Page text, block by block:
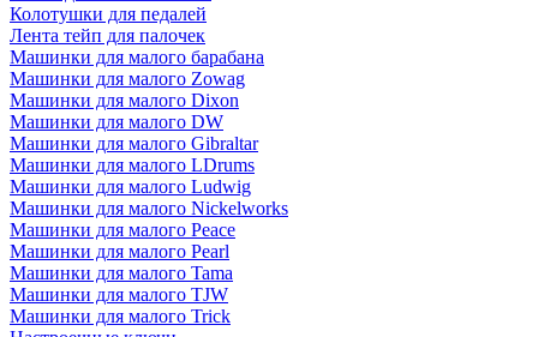
Колотушки для педалей
Лента тейп для палочек
Машинки для малого барабана
Машинки для малого Zowag
Машинки для малого Dixon
Машинки для малого DW
Машинки для малого Gibraltar
Машинки для малого LDrums
Машинки для малого Ludwig
Машинки для малого Nickelworks
Машинки для малого Peace
Машинки для малого Pearl
Машинки для малого Tama
Машинки для малого TJW
Машинки для малого Trick